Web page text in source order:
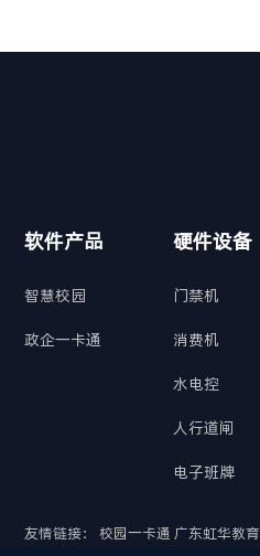
软件产品
智慧校园
政企一卡通
硬件设备
门禁机
消费机
水电控
人行道闸
电子班牌
友情链接： 校园一卡通 广东虹华教育